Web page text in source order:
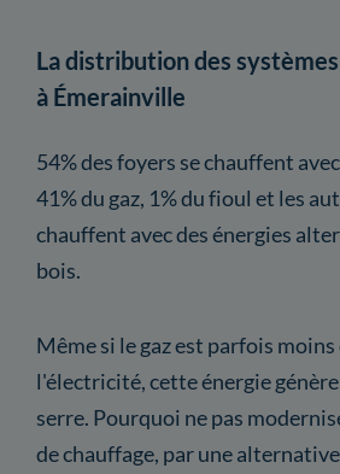
La distribution des
à Émerainville
54% des foyers se chauffent
41% du gaz, 1% du fioul et les
chauffent avec des énergies
bois.
Même si le gaz est parfois
l'électricité, cette énergie génère
serre. Pourquoi ne pas
de chauffage, par une